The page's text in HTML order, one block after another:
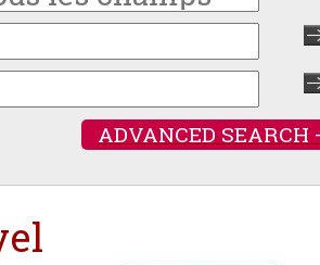
ADVANCED SEARCH